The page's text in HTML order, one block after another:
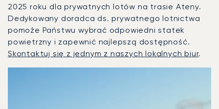
2025 roku dla prywatnych lotów na trasie Ateny.
Dedykowany doradca ds. prywatnego lotnictwa
pomoże Państwu wybrać odpowiedni statek
powietrzny i zapewnić najlepszą dostępność.
Skontaktuj się z jednym z naszych lokalnych biur.